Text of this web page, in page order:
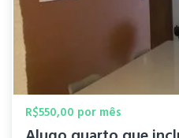
R$550,00 por mês